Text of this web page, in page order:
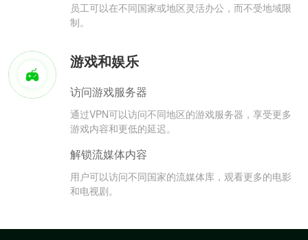
员工可以在不同国家或地区灵活办公，而不受地域限
制。
游戏和娱乐
访问游戏服务器
通过VPN可以访问不同地区的游戏服务器，享受更多
游戏内容和更低的延迟。
解锁流媒体内容
用户可以访问不同国家的流媒体库，观看更多的电影
和电视剧。